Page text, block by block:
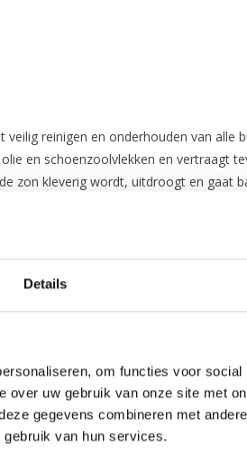
Details
om functies voor social
over uw gebruik van onze site met
gegevens combineren met
van hun services.
reinigen en onderhouden van alle
en schoenzoolvlekken en vertraagt
zon kleverig wordt, uitdroogt en gaat